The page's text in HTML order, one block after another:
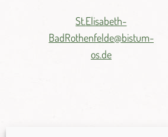
St.Elisabeth-
BadRothenfelde@bistum-
os.de